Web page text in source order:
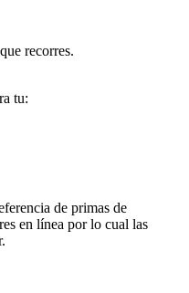
recorres.
tu:
de primas de
en línea por lo cual las